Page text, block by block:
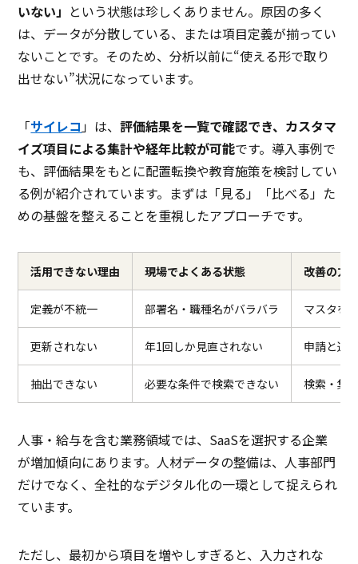
いない」 という状態は珍しくありません。原因の多く
は、データが分散している、または項目定義が揃ってい
ないことです。そのため、分析以前に“使える形で取り
出せない”状況になっています。
「サイレコ 」は、評価結果を一覧で確認でき、カスタマ
イズ項目による集計や経年比較が可能です。導入事例で
も、評価結果をもとに配置転換や教育施策を検討してい
る例が紹介されています。まずは「見る」「比べる」た
めの基盤を整えることを重視したアプローチです。
活用できない理由 現場でよくある状態 改善の方
定義が不統一 部署名・職種名がバラバラ マスタを
更新されない 年1回しか見直されない 申請と連
抽出できない 必要な条件で検索できない 検索・集
人事・給与を含む業務領域では、SaaSを選択する企業
が増加傾向にあります。人材データの整備は、人事部門
だけでなく、全社的なデジタル化の一環として捉えられ
ています。
ただし、最初から項目を増やしすぎると、入力されな